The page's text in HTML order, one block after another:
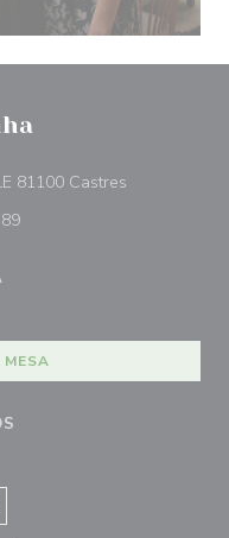
81100 Castres
MESA
((abre en una nueva
((abre en una